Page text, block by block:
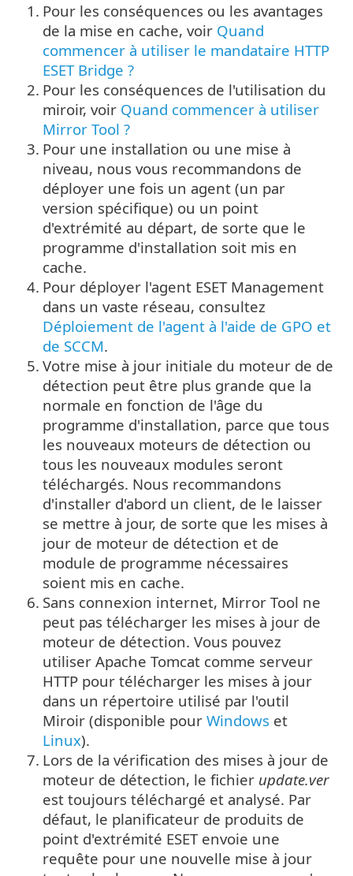
1. Pour les conséquences ou les avantages
de la mise en cache, voir Quand
commencer à utiliser le mandataire HTTP
ESET Bridge ?
2. Pour les conséquences de l'utilisation du
miroir, voir Quand commencer à utiliser
Mirror Tool ?
3. Pour une installation ou une mise à
niveau, nous vous recommandons de
déployer une fois un agent (un par
version spécifique) ou un point
d'extrémité au départ, de sorte que le
programme d'installation soit mis en
cache.
4. Pour déployer l'agent ESET Management
dans un vaste réseau, consultez
Déploiement de l'agent à l'aide de GPO et
de SCCM.
5. Votre mise à jour initiale du moteur de de
détection peut être plus grande que la
normale en fonction de l'âge du
programme d'installation, parce que tous
les nouveaux moteurs de détection ou
tous les nouveaux modules seront
téléchargés. Nous recommandons
d'installer d'abord un client, de le laisser
se mettre à jour, de sorte que les mises à
jour de moteur de détection et de
module de programme nécessaires
soient mis en cache.
6. Sans connexion internet, Mirror Tool ne
peut pas télécharger les mises à jour de
moteur de détection. Vous pouvez
utiliser Apache Tomcat comme serveur
HTTP pour télécharger les mises à jour
dans un répertoire utilisé par l'outil
Miroir (disponible pour Windows et
Linux).
7. Lors de la vérification des mises à jour de
moteur de détection, le fichier update.ver
est toujours téléchargé et analysé. Par
défaut, le planificateur de produits de
point d'extrémité ESET envoie une
requête pour une nouvelle mise à jour